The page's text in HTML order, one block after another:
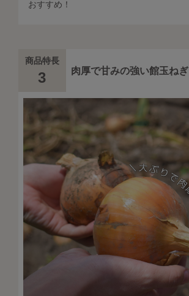
おすすめ！
商品特長
3 肉厚で甘みの強い館玉ねぎ